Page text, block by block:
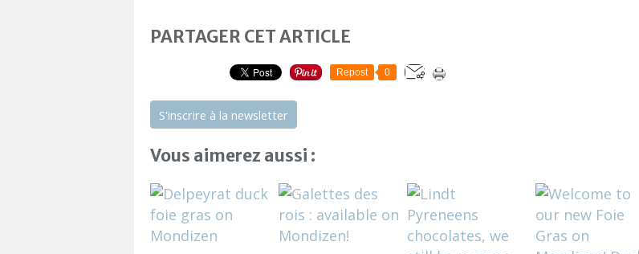
PARTAGER CET ARTICLE
Repost 0
S'inscrire à la newsletter
Vous aimerez aussi :